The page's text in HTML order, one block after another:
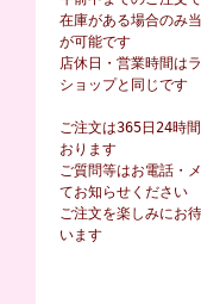
在庫がある場合のみ
が可能です
店休日・営業時間は
ショップと同じです
ご注文は365日24時
おります
ご質問等はお電話・
てお知らせください
ご注文を楽しみにお
います